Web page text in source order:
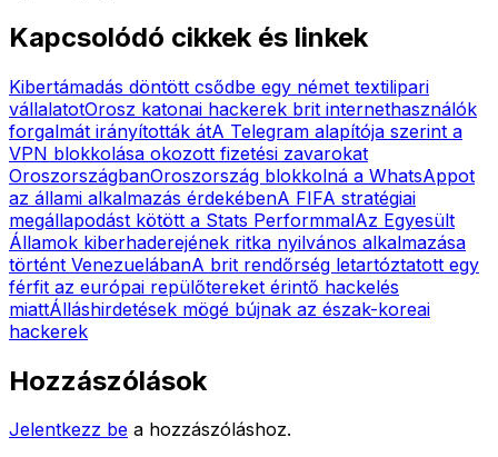
Kapcsolódó cikkek és linkek
Kibertámadás döntött csődbe egy német textilipari
vállalatotOrosz katonai hackerek brit internethasználók
forgalmát irányították átA Telegram alapítója szerint a
VPN blokkolása okozott fizetési zavarokat
OroszországbanOroszország blokkolná a WhatsAppot
az állami alkalmazás érdekébenA FIFA stratégiai
megállapodást kötött a Stats PerformmalAz Egyesült
Államok kiberhaderejének ritka nyilvános alkalmazása
történt VenezuelábanA brit rendőrség letartóztatott egy
férfit az európai repülőtereket érintő hackelés
miattÁlláshirdetések mögé bújnak az észak-koreai
hackerek
Hozzászólások
Jelentkezz be a hozzászóláshoz.